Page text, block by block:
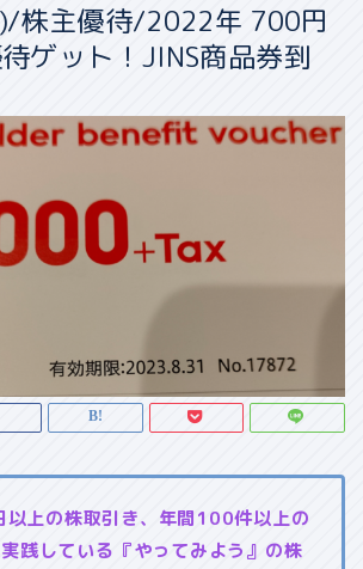
株主優待/2022年 700円
ゲット！JINS商品券到
上の株取引き、年間100件以上の
践している『やってみよう』の株